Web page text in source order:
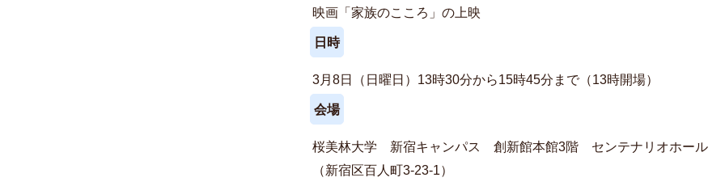
映画「家族のこころ」の上映
日時
3月8日（日曜日）13時30分から15時45分まで（13時開場）
会場
桜美林大学 新宿キャンパス 創新館本館3階 センテナリオホール
（新宿区百人町3-23-1）